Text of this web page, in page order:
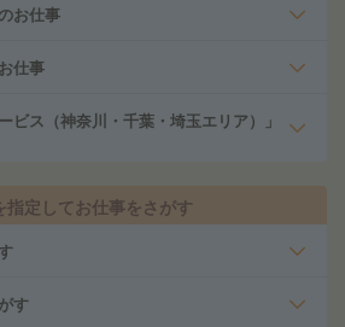
お仕事
仕事
ビス（神奈川・千葉・埼玉エリア）」
指定してお仕事をさがす
す